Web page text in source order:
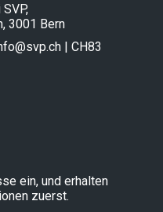
3001 Bern
| CH83
ein, und erhalten
zuerst.